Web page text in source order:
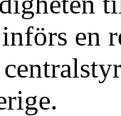
en